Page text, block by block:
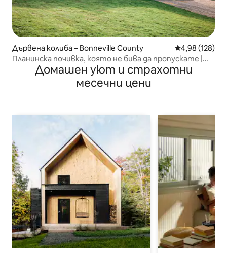
Дървена колиба – Bonneville County Средна
4,98 (128)
Планинска почивка, която не бива да пропускате |
Начало на пътеката Палисейдс
Домашен уют и страхотни
месечни цени